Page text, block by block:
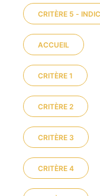
CRITÈRE 5 -
ACCUEIL
CRITÈRE 1
CRITÈRE 2
CRITÈRE 3
CRITÈRE 4